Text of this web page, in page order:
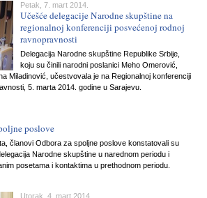
Petak, 7. mart 2014.
Učešće delegacije Narodne skupštine na
regionalnoj konferenciji posvećenoj rodnoj
ravnopravnosti
Delegacija Narodne skupštine Republike Srbije,
koju su činili narodni poslanici Meho Omerović,
Miladinović, učestvovala je na Regionalnoj konferenciji
5. marta 2014. godine u Sarajevu.
poslove
članovi Odbora za spoljne poslove konstatovali su
Narodne skupštine u narednom periodu i
posetama i kontaktima u prethodnom periodu.
Utorak, 4. mart 2014.